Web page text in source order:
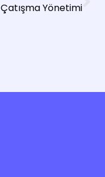
Çatışma Yönetimi